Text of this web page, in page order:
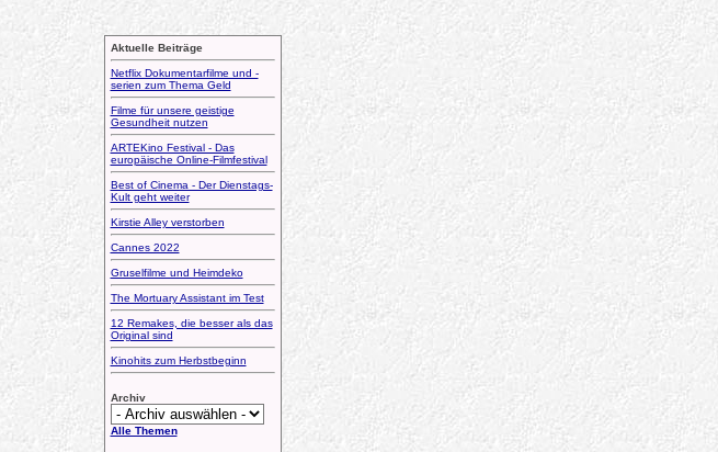
Aktuelle Beiträge
Netflix Dokumentarfilme und -
serien zum Thema Geld
Filme für unsere geistige
Gesundheit nutzen
ARTEKino Festival - Das
europäische Online-Filmfestival
Best of Cinema - Der Dienstags-
Kult geht weiter
Kirstie Alley verstorben
Cannes 2022
Gruselfilme und Heimdeko
The Mortuary Assistant im Test
12 Remakes, die besser als das
Original sind
Kinohits zum Herbstbeginn
Archiv
Alle Themen